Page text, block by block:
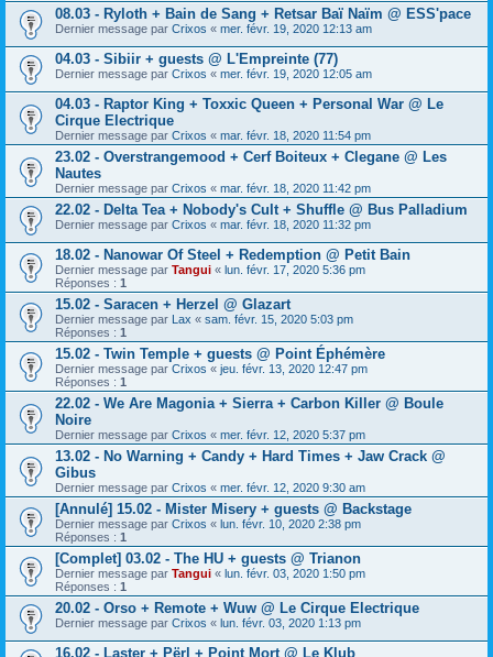
08.03 - Ryloth + Bain de Sang + Retsar Baï Naïm @ ESS'pace
Dernier message par Crixos « mer. févr. 19, 2020 12:13 am
04.03 - Sibiir + guests @ L'Empreinte (77)
Dernier message par Crixos « mer. févr. 19, 2020 12:05 am
04.03 - Raptor King + Toxxic Queen + Personal War @ Le
Cirque Electrique
Dernier message par Crixos « mar. févr. 18, 2020 11:54 pm
23.02 - Overstrangemood + Cerf Boiteux + Clegane @ Les
Nautes
Dernier message par Crixos « mar. févr. 18, 2020 11:42 pm
22.02 - Delta Tea + Nobody's Cult + Shuffle @ Bus Palladium
Dernier message par Crixos « mar. févr. 18, 2020 11:32 pm
18.02 - Nanowar Of Steel + Redemption @ Petit Bain
Dernier message par Tangui « lun. févr. 17, 2020 5:36 pm
Réponses : 1
15.02 - Saracen + Herzel @ Glazart
Dernier message par Lax « sam. févr. 15, 2020 5:03 pm
Réponses : 1
15.02 - Twin Temple + guests @ Point Éphémère
Dernier message par Crixos « jeu. févr. 13, 2020 12:47 pm
Réponses : 1
22.02 - We Are Magonia + Sierra + Carbon Killer @ Boule
Noire
Dernier message par Crixos « mer. févr. 12, 2020 5:37 pm
13.02 - No Warning + Candy + Hard Times + Jaw Crack @
Gibus
Dernier message par Crixos « mer. févr. 12, 2020 9:30 am
[Annulé] 15.02 - Mister Misery + guests @ Backstage
Dernier message par Crixos « lun. févr. 10, 2020 2:38 pm
Réponses : 1
[Complet] 03.02 - The HU + guests @ Trianon
Dernier message par Tangui « lun. févr. 03, 2020 1:50 pm
Réponses : 1
20.02 - Orso + Remote + Wuw @ Le Cirque Electrique
Dernier message par Crixos « lun. févr. 03, 2020 1:13 pm
16.02 - Laster + Përl + Point Mort @ Le Klub